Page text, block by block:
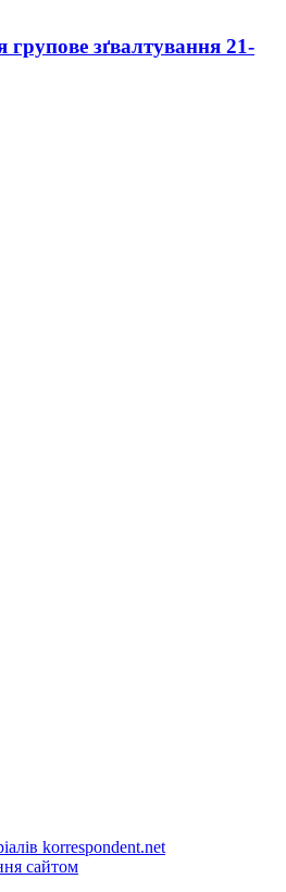
групове зґвалтування 21-
korrespondent.net
сайтом